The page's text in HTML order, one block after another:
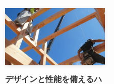
デザインと性能を備えるハ